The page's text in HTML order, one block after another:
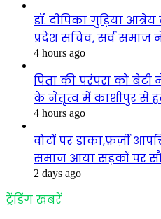
डॉ. दीपिका गुड़िया
प्रदेश सचिव, सर्व समाज
4 hours ago
पिता की परंपरा को बेटी
के नेतृत्व में काशीपुर से
4 hours ago
वोटों पर डाका,फ़र्ज़ी
समाज आया सड़कों पर
2 days ago
ट्रेंडिंग खबरें